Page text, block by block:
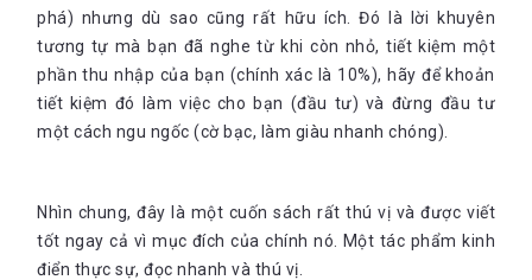
phá) nhưng dù sao cũng rất hữu ích. Đó là lời khuyên
tương tự mà bạn đã nghe từ khi còn nhỏ, tiết kiệm một
phần thu nhập của bạn (chính xác là 10%), hãy để khoản
tiết kiệm đó làm việc cho bạn (đầu tư) và đừng đầu tư
một cách ngu ngốc (cờ bạc, làm giàu nhanh chóng).
Nhìn chung, đây là một cuốn sách rất thú vị và được viết
tốt ngay cả vì mục đích của chính nó. Một tác phẩm kinh
điển thực sự, đọc nhanh và thú vị.